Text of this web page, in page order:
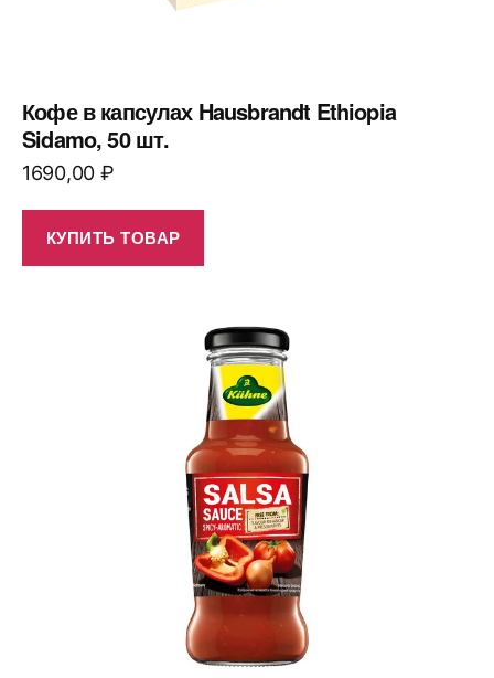
Кофе в капсулах Hausbrandt Ethiopia
Sidamo, 50 шт.
1690,00 ₽
КУПИТЬ ТОВАР